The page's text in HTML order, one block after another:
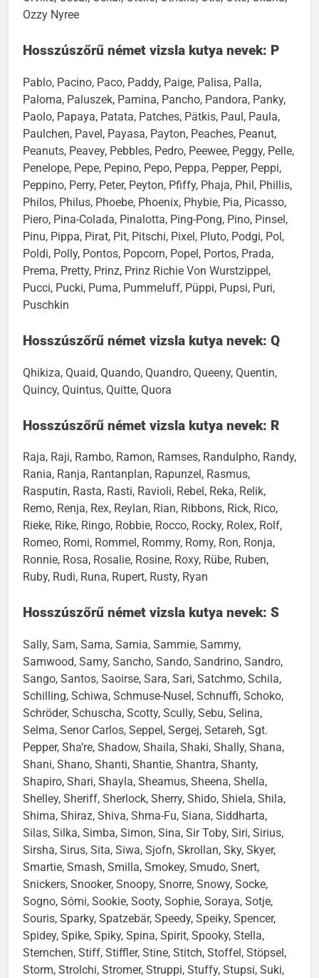
Ozzy Nyree
Hosszúszőrű német vizsla kutya nevek: P
Pablo, Pacino, Paco, Paddy, Paige, Palisa, Palla,
Paloma, Paluszek, Pamina, Pancho, Pandora, Panky,
Paolo, Papaya, Patata, Patches, Pätkis, Paul, Paula,
Paulchen, Pavel, Payasa, Payton, Peaches, Peanut,
Peanuts, Peavey, Pebbles, Pedro, Peewee, Peggy, Pelle,
Penelope, Pepe, Pepino, Pepo, Peppa, Pepper, Peppi,
Peppino, Perry, Peter, Peyton, Pfiffy, Phaja, Phil, Phillis,
Philos, Philus, Phoebe, Phoenix, Phybie, Pia, Picasso,
Piero, Pina-Colada, Pinalotta, Ping-Pong, Pino, Pinsel,
Pinu, Pippa, Pirat, Pit, Pitschi, Pixel, Pluto, Podgi, Pol,
Poldi, Polly, Pontos, Popcorn, Popel, Portos, Prada,
Prema, Pretty, Prinz, Prinz Richie Von Wurstzippel,
Pucci, Pucki, Puma, Pummeluff, Püppi, Pupsi, Puri,
Puschkin
Hosszúszőrű német vizsla kutya nevek: Q
Qhikiza, Quaid, Quando, Quandro, Queeny, Quentin,
Quincy, Quintus, Quitte, Quora
Hosszúszőrű német vizsla kutya nevek: R
Raja, Raji, Rambo, Ramon, Ramses, Randulpho, Randy,
Rania, Ranja, Rantanplan, Rapunzel, Rasmus,
Rasputin, Rasta, Rasti, Ravioli, Rebel, Reka, Relik,
Remo, Renja, Rex, Reylan, Rian, Ribbons, Rick, Rico,
Rieke, Rike, Ringo, Robbie, Rocco, Rocky, Rolex, Rolf,
Romeo, Romi, Rommel, Rommy, Romy, Ron, Ronja,
Ronnie, Rosa, Rosalie, Rosine, Roxy, Rübe, Ruben,
Ruby, Rudi, Runa, Rupert, Rusty, Ryan
Hosszúszőrű német vizsla kutya nevek: S
Sally, Sam, Sama, Samia, Sammie, Sammy,
Samwood, Samy, Sancho, Sando, Sandrino, Sandro,
Sango, Santos, Saoirse, Sara, Sari, Satchmo, Schila,
Schilling, Schiwa, Schmuse-Nusel, Schnuffi, Schoko,
Schröder, Schuscha, Scotty, Scully, Sebu, Selina,
Selma, Senor Carlos, Seppel, Sergej, Setareh, Sgt.
Pepper, Sha’re, Shadow, Shaila, Shaki, Shally, Shana,
Shani, Shano, Shanti, Shantie, Shantra, Shanty,
Shapiro, Shari, Shayla, Sheamus, Sheena, Shella,
Shelley, Sheriff, Sherlock, Sherry, Shido, Shiela, Shila,
Shima, Shiraz, Shiva, Shma-Fu, Siana, Siddharta,
Silas, Silka, Simba, Simon, Sina, Sir Toby, Siri, Sirius,
Sirsha, Sirus, Sita, Siwa, Sjofn, Skrollan, Sky, Skyer,
Smartie, Smash, Smilla, Smokey, Smudo, Snert,
Snickers, Snooker, Snoopy, Snorre, Snowy, Socke,
Sogno, Sómi, Sookie, Sooty, Sophie, Soraya, Sotje,
Souris, Sparky, Spatzebär, Speedy, Speiky, Spencer,
Spidey, Spike, Spiky, Spina, Spirit, Spooky, Stella,
Sternchen, Stiff, Stiffler, Stine, Stitch, Stoffel, Stöpsel,
Storm, Strolchi, Stromer, Struppi, Stuffy, Stupsi, Suki,